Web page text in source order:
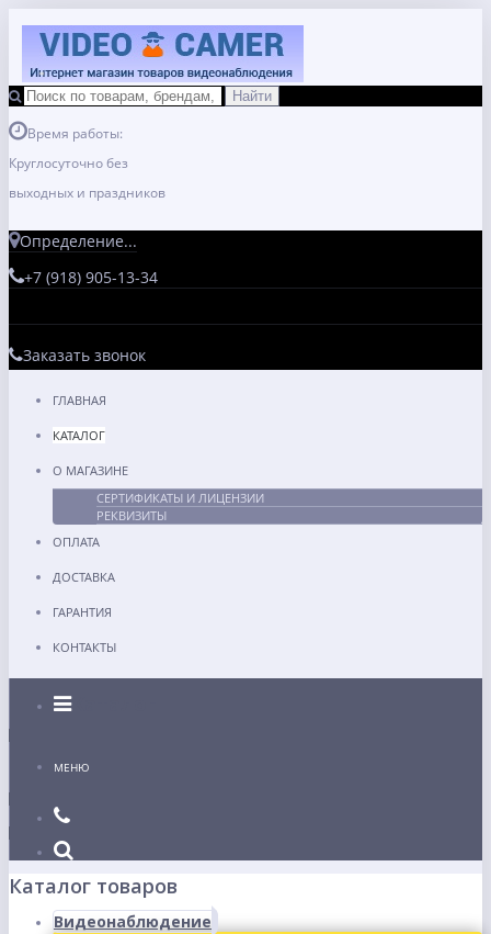
Время работы:
Круглосуточно без
выходных и праздников
Определение...
+7 (918) 905-13-34
Заказать звонок
ГЛАВНАЯ
КАТАЛОГ
О МАГАЗИНЕ
СЕРТИФИКАТЫ И ЛИЦЕНЗИИ
РЕКВИЗИТЫ
ОПЛАТА
ДОСТАВКА
ГАРАНТИЯ
КОНТАКТЫ
Каталог
МЕНЮ
Каталог товаров
Видеонаблюдение